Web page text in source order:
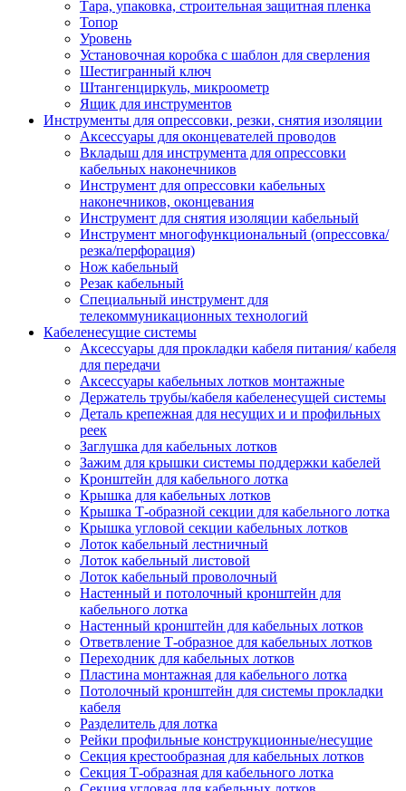
Тара, упаковка, строительная защитная пленка
Топор
Уровень
Установочная коробка с шаблон для сверления
Шестигранный ключ
Штангенциркуль, микроометр
Ящик для инструментов
Инструменты для опрессовки, резки, снятия изоляции
Аксессуары для оконцевателей проводов
Вкладыш для инструмента для опрессовки
кабельных наконечников
Инструмент для опрессовки кабельных
наконечников, оконцевания
Инструмент для снятия изоляции кабельный
Инструмент многофункциональный (опрессовка/
резка/перфорация)
Нож кабельный
Резак кабельный
Специальный инструмент для
телекоммуникационных технологий
Кабеленесущие системы
Аксессуары для прокладки кабеля питания/ кабеля
для передачи
Аксессуары кабельных лотков монтажные
Держатель трубы/кабеля кабеленесущей системы
Деталь крепежная для несущих и и профильных
реек
Заглушка для кабельных лотков
Зажим для крышки системы поддержки кабелей
Кронштейн для кабельного лотка
Крышка для кабельных лотков
Крышка Т-образной секции для кабельного лотка
Крышка угловой секции кабельных лотков
Лоток кабельный лестничный
Лоток кабельный листовой
Лоток кабельный проволочный
Настенный и потолочный кронштейн для
кабельного лотка
Настенный кронштейн для кабельных лотков
Ответвление Т-образное для кабельных лотков
Переходник для кабельных лотков
Пластина монтажная для кабельного лотка
Потолочный кронштейн для системы прокладки
кабеля
Разделитель для лотка
Рейки профильные конструкционные/несущие
Секция крестообразная для кабельных лотков
Секция Т-образная для кабельного лотка